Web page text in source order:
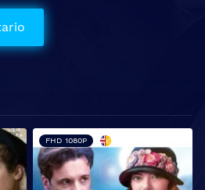
FHD 1080P